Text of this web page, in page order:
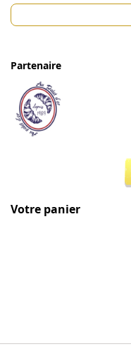
Partenaire
Votre panier